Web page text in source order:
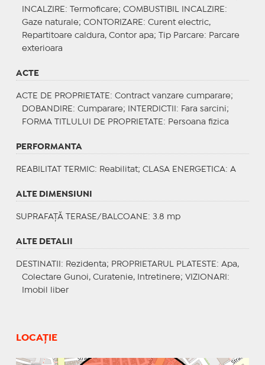
INCALZIRE : Termoficare; COMBUSTIBIL INCALZIRE :
Gaze naturale; CONTORIZARE : Curent electric,
Repartitoare caldura, Contor apa;
Tip Parcare: Parcare
exterioara
ACTE
ACTE DE PROPRIETATE : Contract vanzare cumparare;
DOBANDIRE : Cumparare; INTERDICTII : Fara sarcini;
FORMA TITLULUI DE PROPRIETATE : Persoana fizica
PERFORMANTA
REABILITAT TERMIC: Reabilitat; CLASA ENERGETICA: A
ALTE DIMENSIUNI
SUPRAFAȚĂ TERASE/BALCOANE: 3.8 mp
ALTE DETALII
DESTINATII : Rezidenta; PROPRIETARUL PLATESTE : Apa,
Colectare Gunoi, Curatenie, Intretinere; VIZIONARI :
Imobil liber
LOCAȚIE